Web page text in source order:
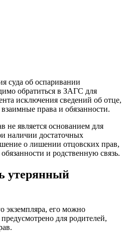
суда об оспаривании
обратиться в ЗАГС для
исключения сведений об отце,
права и обязанности.
не является основанием для
наличии достаточных
о лишении отцовских прав,
и родственную связь.
утерянный
экземпляра, его можно
для родителей,